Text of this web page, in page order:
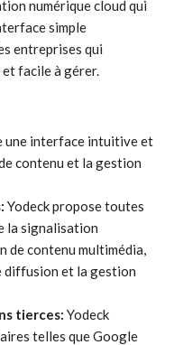
numérique cloud qui
simple
entreprises qui
facile à gérer.
une interface intuitive et
contenu et la gestion
Yodeck propose toutes
la signalisation
de contenu multimédia,
diffusion et la gestion
tierces: Yodeck
telles que Google